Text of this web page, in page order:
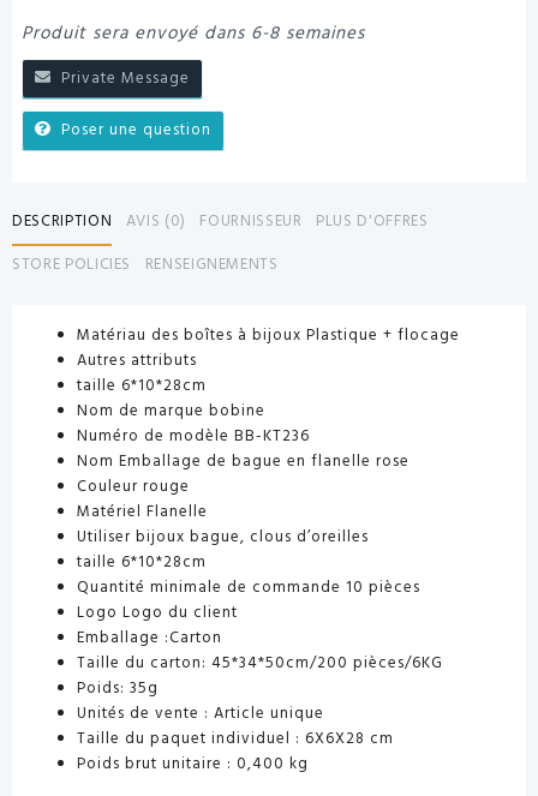
Produit sera envoyé dans 6-8 semaines
Private Message
Poser une question
DESCRIPTION AVIS (0) FOURNISSEUR
PLUS D'OFFRES
STORE POLICIES
RENSEIGNEMENTS
Matériau des boîtes à bijoux Plastique + flocage
Autres attributs
taille 6*10*28cm
Nom de marque bobine
Numéro de modèle BB-KT236
Nom Emballage de bague en flanelle rose
Couleur rouge
Matériel Flanelle
Utiliser bijoux bague, clous d’oreilles
taille 6*10*28cm
Quantité minimale de commande 10 pièces
Logo Logo du client
Emballage :Carton
Taille du carton: 45*34*50cm/200 pièces/6KG
Poids: 35g
Unités de vente : Article unique
Taille du paquet individuel : 6X6X28 cm
Poids brut unitaire : 0,400 kg